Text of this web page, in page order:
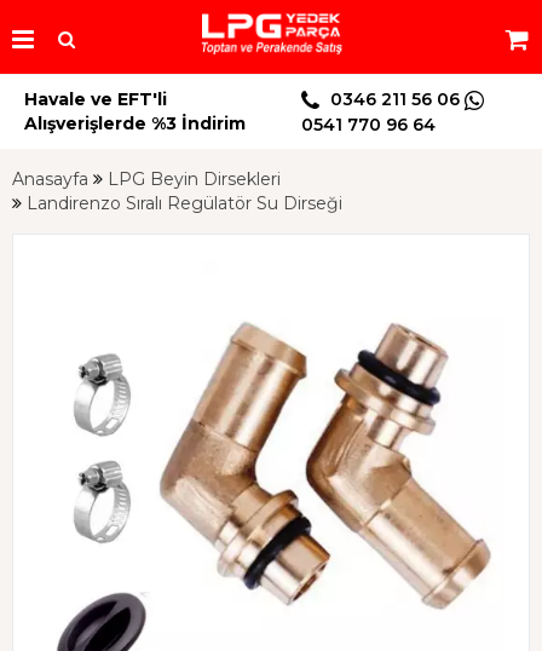
Havale ve EFT'li
Alışverişlerde %3 İndirim
0346 211 56 06
0541 770 96 64
Anasayfa
LPG Beyin Dirsekleri
Landirenzo Sıralı Regülatör Su Dirseği